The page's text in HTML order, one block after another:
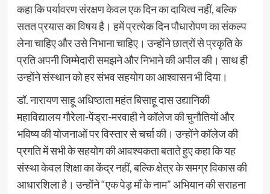
कहा कि पर्यावरण संरक्षण केवल एक दिन का दायित्व नहीं, बल्कि
सतत प्रयास का विषय है। हमें प्रत्येक दिन पौधारोपण का संकल्प
लेना चाहिए और उसे निभाना चाहिए। उन्होंने छात्रों से प्रकृति के
प्रति अपनी जिम्मेदारी समझने और निभाने की अपील की। साथ ही
उन्होंने संस्थान को हर संभव सहयोग का आश्वासन भी दिया।
डॉ. नारायण साहू अधिष्ठाता महंत बिसाहू दास उद्यानिकी
महाविद्यालय गौरेला-पेंड्रा-मरवाही ने कॉलेज की चुनौतियों और
भविष्य की योजनाओं पर विस्तार से चर्चा की। उन्होंने कॉलेज की
प्रगति में सभी के सहयोग की आवश्यकता बताते हुए कहा कि यह
संस्था केवल शिक्षा का केंद्र नहीं, बल्कि क्षेत्र के समग्र विकास की
आधारशिला है। उन्होंने “एक पेड़ माँ के नाम” अभियान की सराहना